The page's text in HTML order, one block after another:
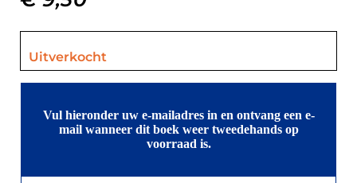
Uitverkocht
Vul hieronder uw e-mailadres in en ontvang een e-
mail wanneer dit boek weer tweedehands op
voorraad is.